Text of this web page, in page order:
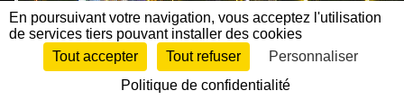
En poursuivant votre navigation, vous acceptez l'utilisation
de services tiers pouvant installer des cookies
Tout accepter
Tout refuser
Personnaliser
Politique de confidentialité